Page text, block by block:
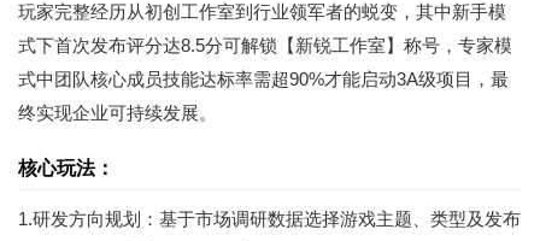
玩家完整经历从初创工作室到行业领军者的蜕变，其中新手模
式下首次发布评分达8.5分可解锁【新锐工作室】称号，专家模
式中团队核心成员技能达标率需超90%才能启动3A级项目，最
终实现企业可持续发展。
核心玩法：
1.研发方向规划：基于市场调研数据选择游戏主题、类型及发布